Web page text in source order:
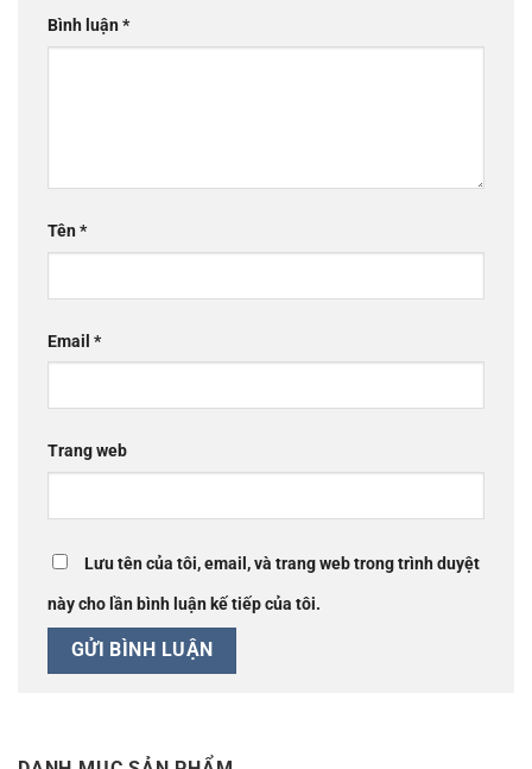
Bình luận*
Tên*
Email *
Trang web
Lưu tên của tôi, email, và trang web trong trình duyệt
này cho lần bình luận kế tiếp của tôi.